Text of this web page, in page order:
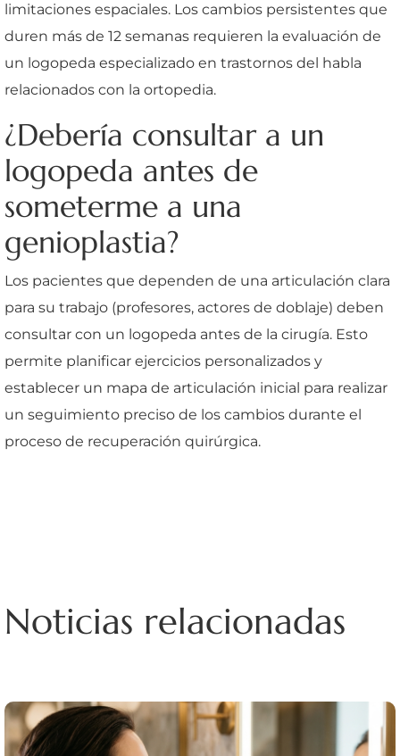
limitaciones espaciales. Los cambios persistentes que
duren más de 12 semanas requieren la evaluación de
un logopeda especializado en trastornos del habla
relacionados con la ortopedia.
¿Debería consultar a un
logopeda antes de
someterme a una
genioplastia?
Los pacientes que dependen de una articulación clara
para su trabajo (profesores, actores de doblaje) deben
consultar con un logopeda antes de la cirugía. Esto
permite planificar ejercicios personalizados y
establecer un mapa de articulación inicial para realizar
un seguimiento preciso de los cambios durante el
proceso de recuperación quirúrgica.
Noticias relacionadas